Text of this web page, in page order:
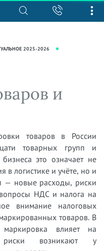
2025-2026
и
товаров в России
товарных групп и
это означает не
в логистике и учёте, но и
— новые расходы, риски
НДС и налога на
внимание налоговых
товаров. В
влияет на
риски возникают у